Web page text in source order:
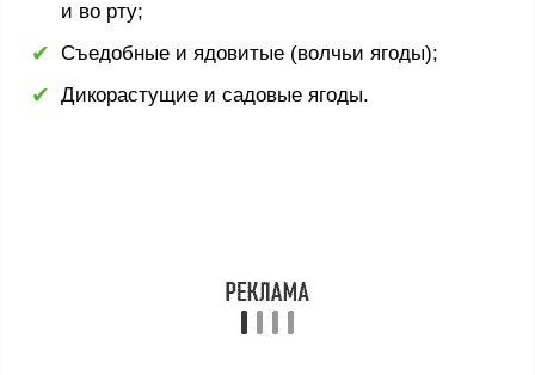
и во рту;
Съедобные и ядовитые (волчьи ягоды);
Дикорастущие и садовые ягоды.